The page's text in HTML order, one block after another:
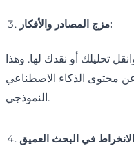
مزج المصادر والأفكار:
تحليلك أو نقدك لها. وهذا
محتوى الذكاء الاصطناعي
النموذجي.